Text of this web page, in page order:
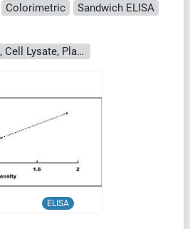
Colorimetric
Sandwich ELISA
Cell Culture Supernatant, Cell Lysate, Plasma, Serum, Tissue Homogenate
ELISA